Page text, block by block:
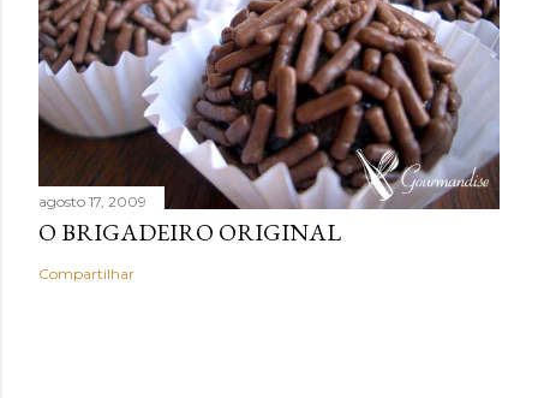
agosto 17, 2009
O BRIGADEIRO ORIGINAL
Compartilhar